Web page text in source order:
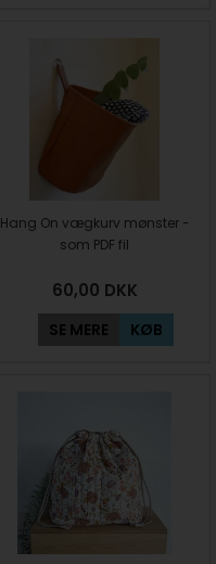
Hang On vægkurv mønster -
som PDF fil
60,00 DKK
SE MERE KØB